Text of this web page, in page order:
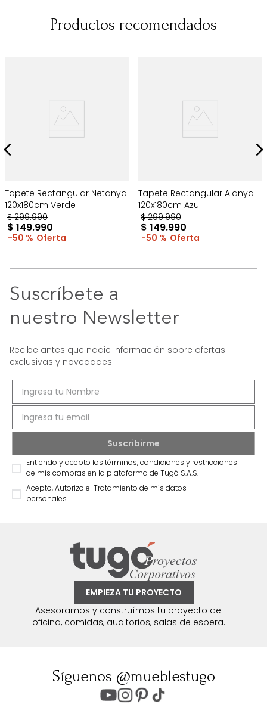
Productos recomendados
Tapete Rectangular Netanya
120x180cm Verde
$ 299.990
$ 149.990
50 %
Tapete Rectangular Alanya
120x180cm Azul
$ 299.990
$ 149.990
50 %
Suscríbete a
nuestro Newsletter
Recibe antes que nadie información sobre ofertas
exclusivas y novedades.
Entiendo y acepto los términos, condiciones y restricciones
de mis compras en la plataforma de Tugó S.A.S.
Acepto, Autorizo el Tratamiento de mis datos
personales.
EMPIEZA TU PROYECTO
Asesoramos y construímos tu proyecto de:
oficina, comidas, auditorios, salas de espera.
Síguenos @mueblestugo